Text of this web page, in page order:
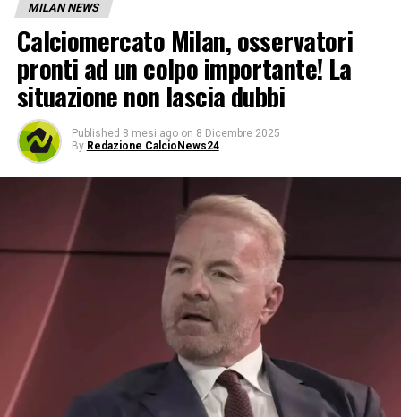
MILAN NEWS
Calciomercato Milan, osservatori
pronti ad un colpo importante! La
situazione non lascia dubbi
Published 8 mesi ago on 8 Dicembre 2025
By Redazione CalcioNews24